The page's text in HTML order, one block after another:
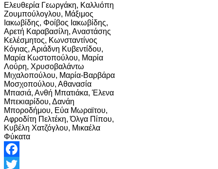
Ελευθερία Γεωργάκη, Καλλιόπη
Ζουμπούλογλου, Μάξιμος
Ιακωβίδης, Φοίβος Ιακωβίδης,
Αρετή Καραβασίλη, Αναστάσης
Κελέσμητος, Κωνσταντίνος
Κόγιας, Αριάδνη Κυβεντίδου,
Μαρία Κωστοπούλου, Μαρία
Λούρη, Χρυσοβαλάντω
Μιχαλοπούλου, Μαρία-Βαρβάρα
Μοσχοπούλου, Αθανασία
Μπασιά, Ανθή Μπατιάκα, Έλενα
Μπεκιαρίδου, Δανάη
Μποροδήμου, Εύα Μωραϊτου,
Αφροδίτη Πελτέκη, Όλγα Πίπου,
Κυβέλη Χατζόγλου, Μικαέλα
Φύκατα
Facebook